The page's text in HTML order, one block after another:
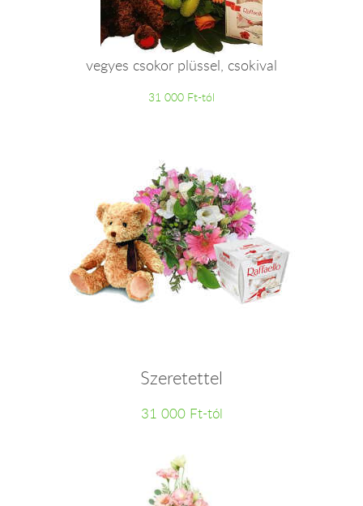
vegyes csokor plüssel, csokival
31 000 Ft-tól
Szeretettel
31 000 Ft-tól